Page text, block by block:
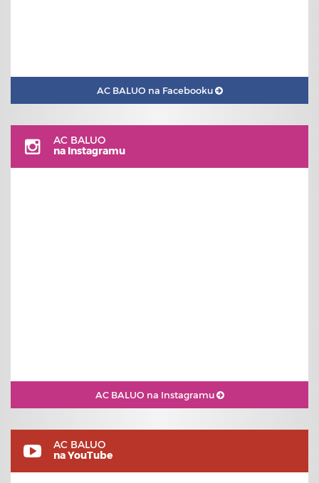
AC BALUO na Facebooku
AC BALUO
na Instagramu
AC BALUO na Instagramu
AC BALUO
na YouTube